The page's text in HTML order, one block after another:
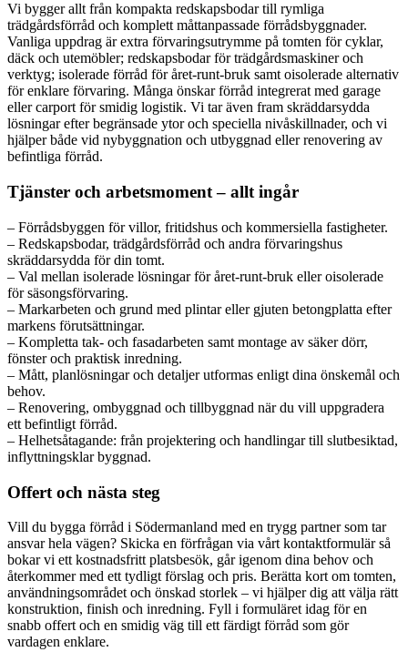
Vi bygger allt från kompakta redskapsbodar till rymliga
trädgårdsförråd och komplett måttanpassade förrådsbyggnader.
Vanliga uppdrag är extra förvaringsutrymme på tomten för cyklar,
däck och utemöbler; redskapsbodar för trädgårdsmaskiner och
verktyg; isolerade förråd för året-runt-bruk samt oisolerade alternativ
för enklare förvaring. Många önskar förråd integrerat med garage
eller carport för smidig logistik. Vi tar även fram skräddarsydda
lösningar efter begränsade ytor och speciella nivåskillnader, och vi
hjälper både vid nybyggnation och utbyggnad eller renovering av
befintliga förråd.
Tjänster och arbetsmoment – allt ingår
– Förrådsbyggen för villor, fritidshus och kommersiella fastigheter.
– Redskapsbodar, trädgårdsförråd och andra förvaringshus
skräddarsydda för din tomt.
– Val mellan isolerade lösningar för året-runt-bruk eller oisolerade
för säsongsförvaring.
– Markarbeten och grund med plintar eller gjuten betongplatta efter
markens förutsättningar.
– Kompletta tak- och fasadarbeten samt montage av säker dörr,
fönster och praktisk inredning.
– Mått, planlösningar och detaljer utformas enligt dina önskemål och
behov.
– Renovering, ombyggnad och tillbyggnad när du vill uppgradera
ett befintligt förråd.
– Helhetsåtagande: från projektering och handlingar till slutbesiktad,
inflyttningsklar byggnad.
Offert och nästa steg
Vill du bygga förråd i Södermanland med en trygg partner som tar
ansvar hela vägen? Skicka en förfrågan via vårt kontaktformulär så
bokar vi ett kostnadsfritt platsbesök, går igenom dina behov och
återkommer med ett tydligt förslag och pris. Berätta kort om tomten,
användningsområdet och önskad storlek – vi hjälper dig att välja rätt
konstruktion, finish och inredning. Fyll i formuläret idag för en
snabb offert och en smidig väg till ett färdigt förråd som gör
vardagen enklare.